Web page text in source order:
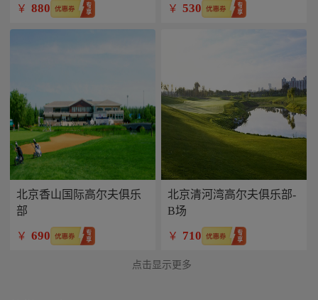
￥ 880 ￥ 530
北京香山国际高尔夫俱乐
部
￥ 690
北京清河湾高尔夫俱乐部-
B场
￥ 710
点击显示更多